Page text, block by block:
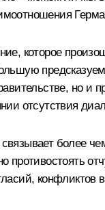
которое
но
отсутствия
более
противостоять
конфликтов